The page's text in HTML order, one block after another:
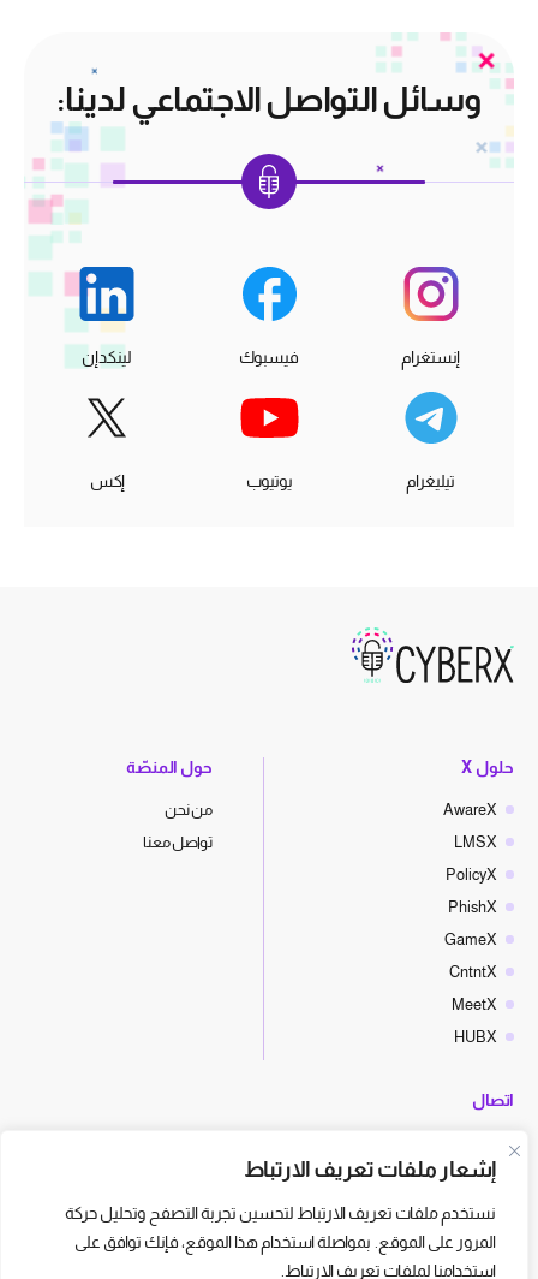
إشعار ملفات تعريف الارتباط
نستخدم ملفات تعريف الارتباط لتحسين تجربة التصفح وتحليل حركة
المرور على الموقع. بمواصلة استخدام هذا الموقع، فإنك توافق على
استخدامنا لملفات تعريف الارتباط.
وسائل التواصل الاجتماعي لدينا:
إنستغرام فيسبوك لينكدإن
تيليغرام يوتيوب إكس
حلول X
AwareX
LMSX
PolicyX
PhishX
GameX
CntntX
MeetX
HUBX
حول المنصّة
من نحن
تواصل معنا
اتصال
hello@cyberx.world